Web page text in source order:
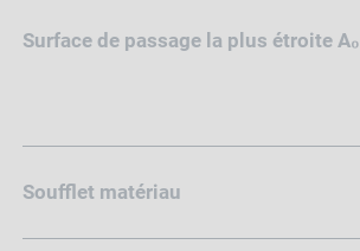
Surface de passage la plus étroite A₀
Soufflet matériau